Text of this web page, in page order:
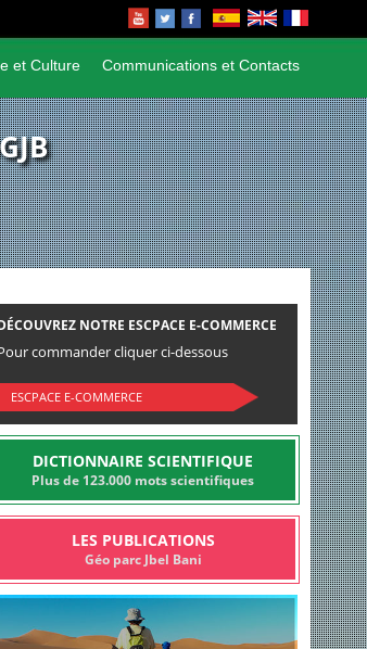
et Culture Communications et Contacts
NOTRE ESCPACE E-COMMERCE
commander cliquer ci-dessous
ESCPACE E-COMMERCE
DICTIONNAIRE SCIENTIFIQUE
Plus de 123.000 mots scientifiques
LES PUBLICATIONS
Géo parc Jbel Bani